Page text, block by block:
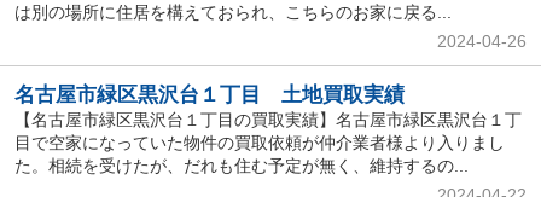
は別の場所に住居を構えておられ、こちらのお家に戻る...
2024-04-26
名古屋市緑区黒沢台１丁目 土地買取実績
【名古屋市緑区黒沢台１丁目の買取実績】名古屋市緑区黒沢台１丁
目で空家になっていた物件の買取依頼が仲介業者様より入りまし
た。相続を受けたが、だれも住む予定が無く、維持するの...